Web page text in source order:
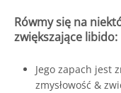
Rówmy się na
zwiększające libido:
Jego zapach jest
zmysłowość &